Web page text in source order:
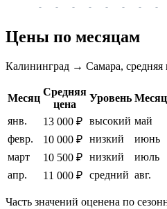
- - - - - - - -
Цены по месяцам
Калининград → Самара, средняя
Месяц
Средняя
цена
Уровень Месяц
янв.
13 000 ₽ высокий май
февр.
10 000 ₽ низкий июнь
март
10 500 ₽ низкий июль
апр.
11 000 ₽ средний авг.
Часть значений оценена по